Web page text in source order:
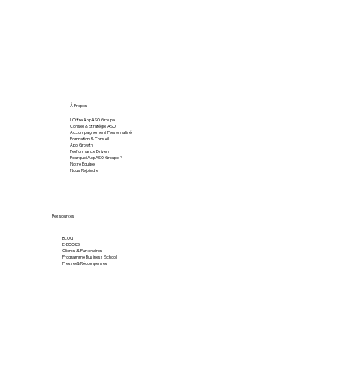
Ressources
BLOG
E-BOOKS
Clients & Partenaires
Programme Business School
Presse & Récompenses
À Propos
L'Offre AppASO Groupe
Conseil & Stratégie ASO
Accompagnement Personnalisé
Formation & Conseil
App Growth
Performance Driven
Pourquoi AppASO Groupe ?
Notre Équipe
Nous Rejoindre